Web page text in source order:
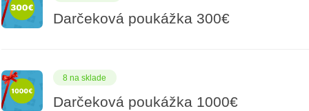
Darčeková poukážka 300€
8 na sklade
Darčeková poukážka 1000€